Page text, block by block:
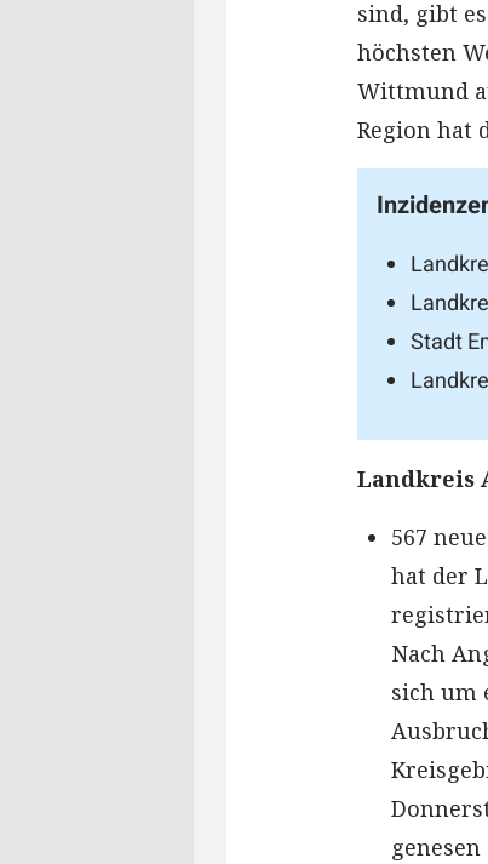
sind, gibt
höchsten
Wittmund
Region hat
Stadt
Landkreis
567
hat der
Nach
sich um